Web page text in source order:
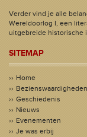
Verder vind je alle
Wereldoorlog I, een
uitgebreide historische
SITEMAP
Home
Bezienswaardigheden
Geschiedenis
Nieuws
Evenementen
Je was erbij